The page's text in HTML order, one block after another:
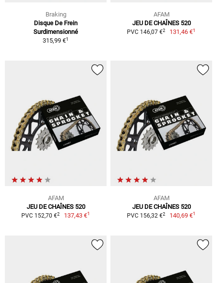
Braking
Disque De Frein
Surdimensionné
315,99 €1
AFAM
JEU DE CHAÎNES 520
PVC 146,07 €2 131,46 €1
AFAM
JEU DE CHAÎNES 520
PVC 152,70 €2 137,43 €1
AFAM
JEU DE CHAÎNES 520
PVC 156,32 €2 140,69 €1